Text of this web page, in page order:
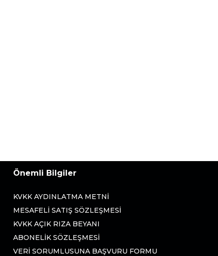
Önemli Bilgiler
KVKK AYDINLATMA METNI
MESAFELI SATIŞ SÖZLEŞMESI
KVKK AÇIK RIZA BEYANI
ABONELIK SÖZLEŞMESI
VERI SORUMLUSUNA BAŞVURU FORMU